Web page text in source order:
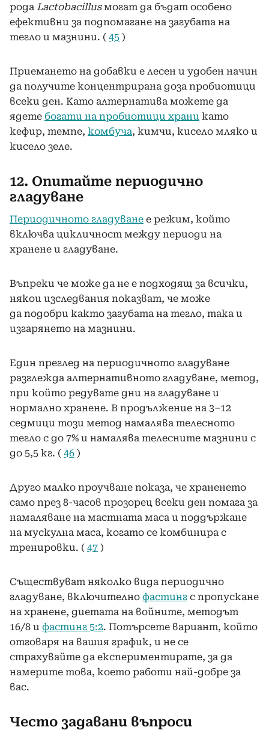
рода Lactobacillusмогат да бъдат особено
ефективни за подпомагане на загубата на
тегло и мазнини. ( 45 )
Приемането на добавки е лесен и удобен начин
да получите концентрирана доза пробиотици
всеки ден. Като алтернатива можете да
ядете богати на пробиотици храни като
кефир, темпе, комбуча, кимчи, кисело мляко и
кисело зеле.
12. Опитайте периодично
гладуване
Периодичното гладуване е режим, който
включва цикличност между периоди на
хранене и гладуване.
Въпреки че може да не е подходящ за всички,
някои изследвания показват, че може
да подобри както загубата на тегло, така и
изгарянето на мазнини.
Един преглед на периодичното гладуване
разглежда алтернативното гладуване, метод,
при който редувате дни на гладуване и
нормално хранене. В продължение на 3–12
седмици този метод намалява телесното
тегло с до 7% и намалява телесните мазнини с
до 5,5 кг. ( 46 )
Друго малко проучване показа, че храненето
само през 8-часов прозорец всеки ден помага за
намаляване на мастната маса и поддържане
на мускулна маса, когато се комбинира с
тренировки. ( 47 )
Съществуват няколко вида периодично
гладуване, включително фастинг с пропускане
на хранене, диетата на войните, методът
16/8 и фастинг 5:2. Потърсете вариант, който
отговаря на вашия график, и не се
страхувайте да експериментирате, за да
намерите това, което работи най-добре за
вас.
Често задавани въпроси